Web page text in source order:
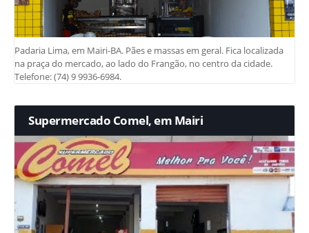
Padaria Lima, em Mairi-BA. Pães e massas em geral. Fica localizada
na praça do mercado, ao lado do Frangão, no centro da cidade.
Telefone: (74) 9 9936-6984.
Supermercado Comel, em Mairi